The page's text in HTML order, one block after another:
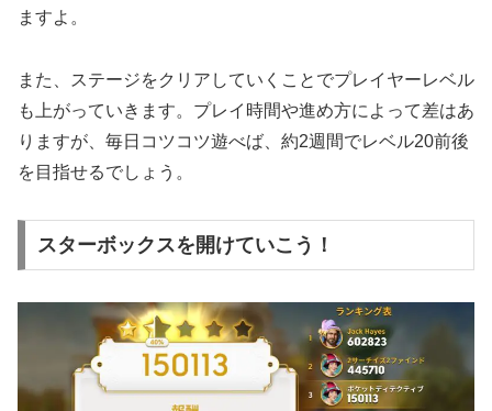
ますよ。
また、ステージをクリアしていくことでプレイヤーレベル
も上がっていきます。プレイ時間や進め方によって差はあ
りますが、毎日コツコツ遊べば、約2週間でレベル20前後
を目指せるでしょう。
スターボックスを開けていこう！